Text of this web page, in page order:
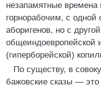
незапамятные
горнорабочим, с одной
аборигенов, но с
общеиндоевропейской
(гиперборейской)
По существу, в
бажовские сказы — это